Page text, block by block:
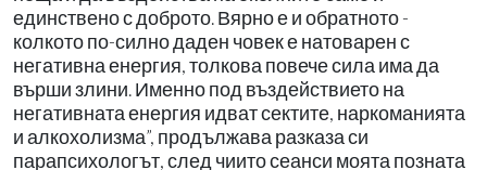
единствено с доброто. Вярно е и обратното -
колкото по-силно даден човек е натоварен с
негативна енергия, толкова повече сила има да
върши злини. Именно под въздействието на
негативната енергия идват сектите, наркоманията
и алкохолизма”, продължава разказа си
парапсихологът, след чиито сеанси моята позната